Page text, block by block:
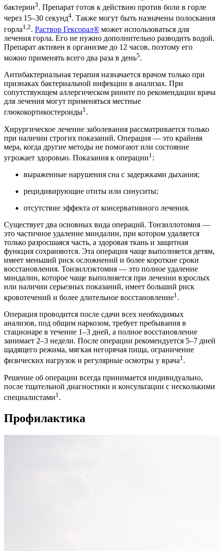
бактерии3. Препарат готов к действию против боли в горле
через 15–30 секунд4. Также могут быть назначены полоскания
горла1,2. Раствор Гексорал® может использоваться для
лечения горла. Его не нужно дополнительно разводить водой.
Препарат активен в организме до 12 часов, поэтому его
можно применять всего два раза в день5.
Антибактериальная терапия назначается врачом только при
признаках бактериальной инфекции в анализах. При
сопутствующем аллергическом рините по рекомендации врача
для лечения могут применяться местные
глюкокортикостероиды1.
Хирургическое лечение заболевания рассматривается только
при наличии строгих показаний. Операция — это крайняя
мера, когда другие методы не помогают или состояние
угрожает здоровью. Показания к операции1 :
выраженные нарушения сна с задержками дыхания;
рецидивирующие отиты или синуситы;
отсутствие эффекта от консервативного лечения.
Существует два основных вида операций. Тонзиллотомия —
это частичное удаление миндалин, при котором удаляется
только разросшаяся часть, а здоровая ткань и защитная
функция сохраняются. Эта операция чаще выполняется детям,
имеет меньший риск осложнений и более короткие сроки
восстановления. Тонзиллэктомия — это полное удаление
миндалин, которое чаще выполняется при лечении взрослых
или наличии серьезных показаний, имеет больший риск
кровотечений и более длительное восстановление1.
Операция проводится после сдачи всех необходимых
анализов, под общим наркозом, требует пребывания в
стационаре в течение 1–3 дней, а полное восстановление
занимает 2–3 недели. После операции рекомендуется 5–7 дней
щадящего режима, мягкая негорячая пища, ограничение
физических нагрузок и регулярные осмотры у врача1.
Решение об операции всегда принимается индивидуально,
после тщательной диагностики и консультации с несколькими
специалистами1 .
Профилактика